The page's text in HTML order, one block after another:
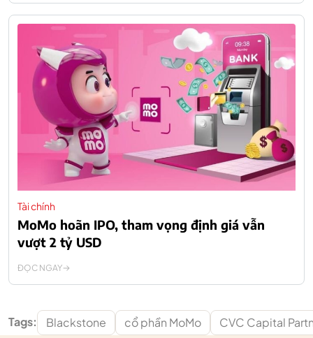
Tài chính
MoMo hoãn IPO, tham vọng định giá vẫn
vượt 2 tỷ USD
ĐỌC NGAY
Tags: Blackstone cổ phần MoMo CVC Capital